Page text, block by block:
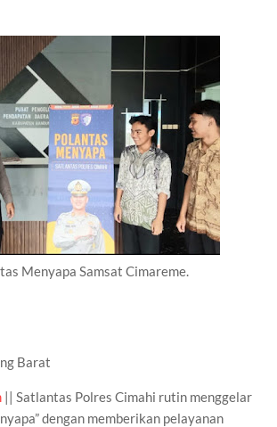
Menyapa Samsat Cimareme.
Barat
|| Satlantas Polres Cimahi rutin menggelar
dengan memberikan pelayanan